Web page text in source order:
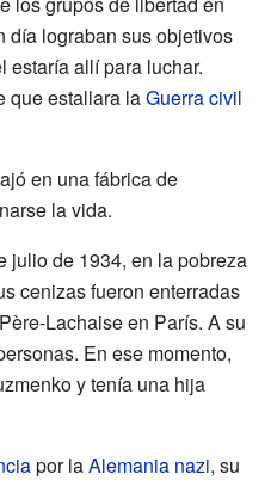
día lograban sus objetivos
estaría allí para luchar.
que estallara laGuerra civil
en una fábrica de
la vida.
julio de 1934, en la pobreza
cenizas fueron enterradas
Lachaise en París. A su
En ese momento,
y tenía una hija
por laAlemania nazi, su